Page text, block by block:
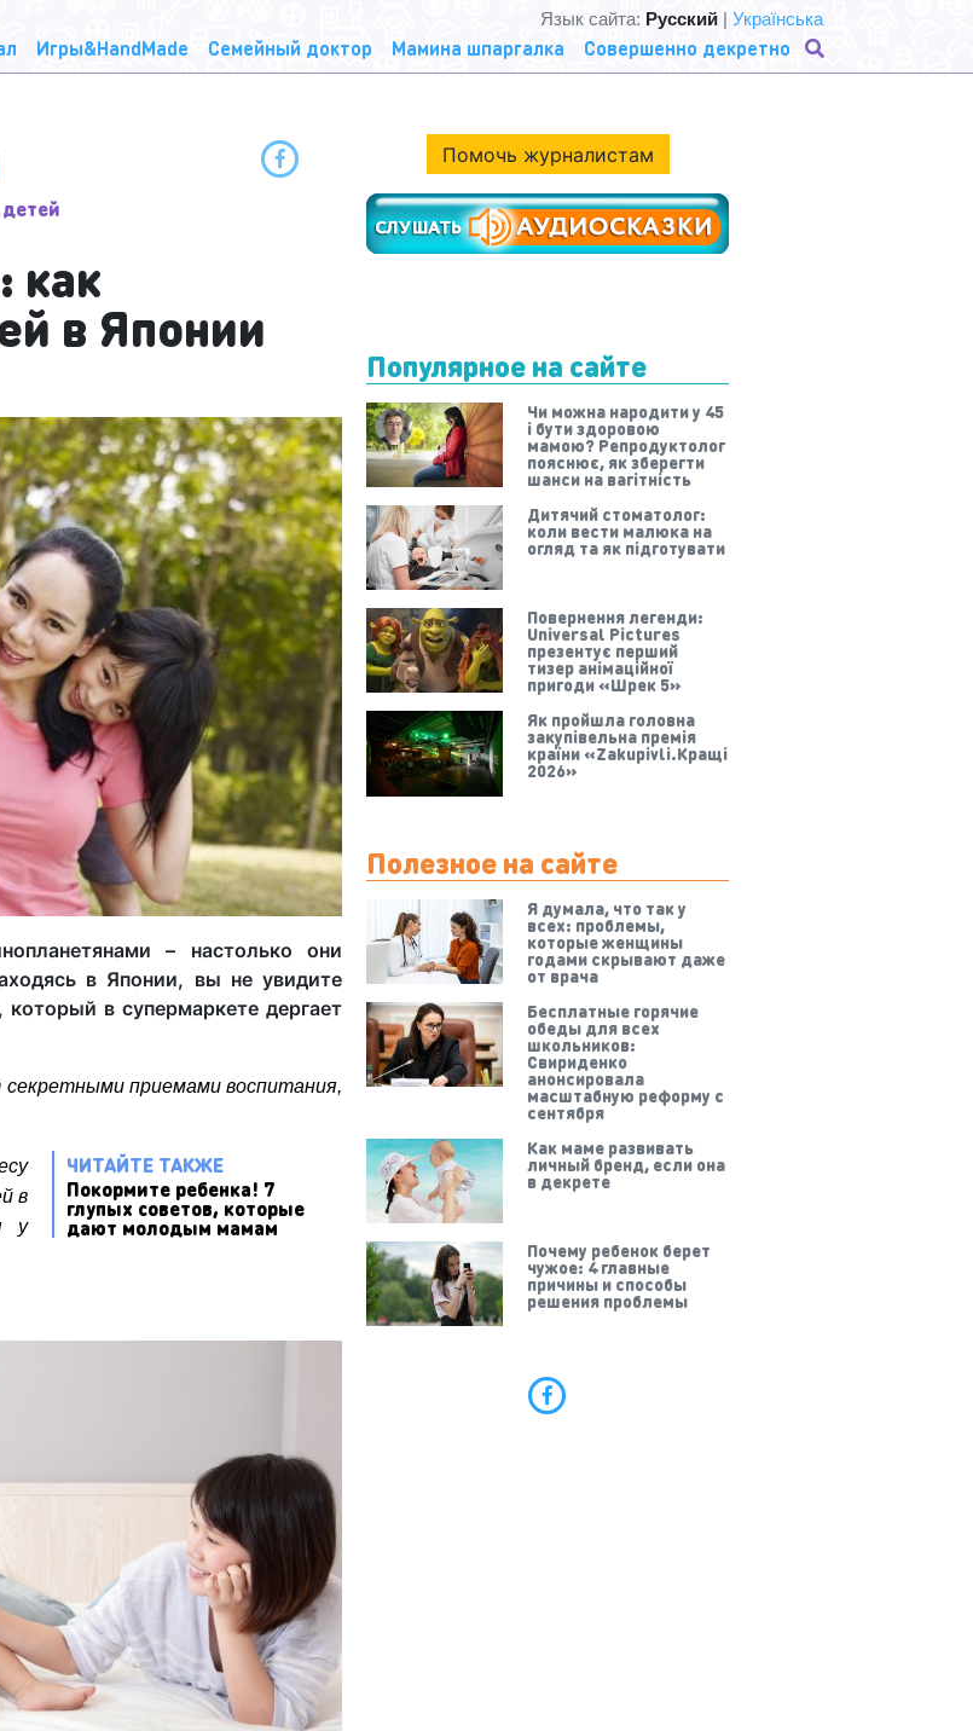
Игры&HandMade Семейный доктор Мамина шпаргалка Совершенно декретно
Язык сайта: Русский | Українська
как
в Японии
– настолько они
в Японии, вы не увидите
в супермаркете дергает
приемами воспитания,
ЧИТАЙТЕ ТАКЖЕ
Покормите ребенка! 7
глупых советов, которые
дают молодым мамам
в
у
Помочь журналистам
Популярное на сайте
Чи можна народити у 45
і бути здоровою
мамою? Репродуктолог
пояснює, як зберегти
шанси на вагітність
Дитячий стоматолог:
коли вести малюка на
огляд та як підготувати
Повернення легенди:
Universal Pictures
презентує перший
тизер анімаційної
пригоди «Шрек 5»
Як пройшла головна
закупівельна премія
країни «Zakupivli.Кращі
2026»
Полезное на сайте
Я думала, что так у
всех: проблемы,
которые женщины
годами скрывают даже
от врача
Бесплатные горячие
обеды для всех
школьников:
Свириденко
анонсировала
масштабную реформу с
сентября
Как маме развивать
личный бренд, если она
в декрете
Почему ребенок берет
чужое: 4 главные
причины и способы
решения проблемы